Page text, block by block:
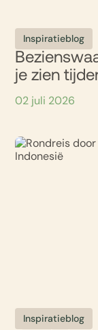
Inspiratieblog
je zien
02 juli 2026
Inspiratieblog